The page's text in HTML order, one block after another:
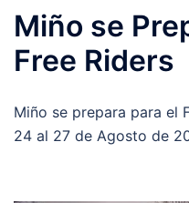
Miño se
Free Riders
Miño se prepara para el
24 al 27 de Agosto de